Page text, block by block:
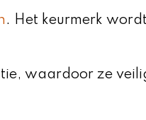
. Het keurmerk
waardoor ze